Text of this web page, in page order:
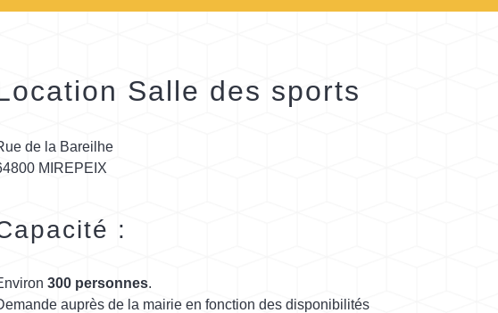
Salle des sports
de la Bareilhe
MIREPEIX
:
300 personnes.
auprès de la mairie en fonction des disponibilités